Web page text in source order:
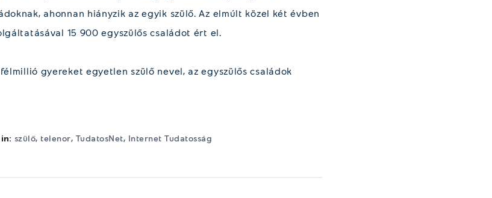
ahonnan hiányzik az egyik szülő. Az elmúlt közel két évben
15 900 egyszülős családot ért el.
gyereket egyetlen szülő nevel, az egyszülős családok
szülő, telenor, TudatosNet, Internet Tudatosság